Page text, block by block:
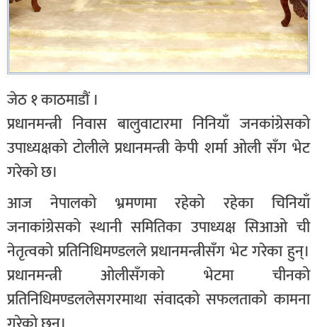
जेठ १ काठमाडौं ।
प्रधानमन्त्री निवास बालुवाटारमा निनियाँ जनकांग्रेसको
उपाध्यक्षको टोलीले प्रधानमन्त्री केपी शर्मा ओली सँग भेट
गरेको छ।
आज नेपालको भ्रमणमा रहेको रहेका चिनियाँ
जनाकांग्रेसको स्थानी समितिका उपाध्यक्ष सिआओ ची
नेतृत्वको प्रतिनिधिमण्डलले प्रधानमन्त्रीसँग भेट गरेका हुन्।
प्रधानमन्त्री ओलीसँगको भेटमा चीनको
प्रतिनिधिमण्डललेसगरमाथा संवादको सफलताको कामना